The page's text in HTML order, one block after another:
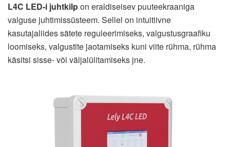
L4C LED-i juhtkilpon eraldiseisev puuteekraaniga
valguse juhtimissüsteem. Sellel on intuitiivne
kasutajaliides sätete reguleerimiseks, valgustusgraafiku
loomiseks, valgustite jaotamiseks kuni viite rühma, rühma
käsitsi sisse- või väljalülitamiseks jne.